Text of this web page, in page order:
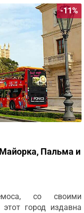
-11%
Пальма и
со своими
город издавна